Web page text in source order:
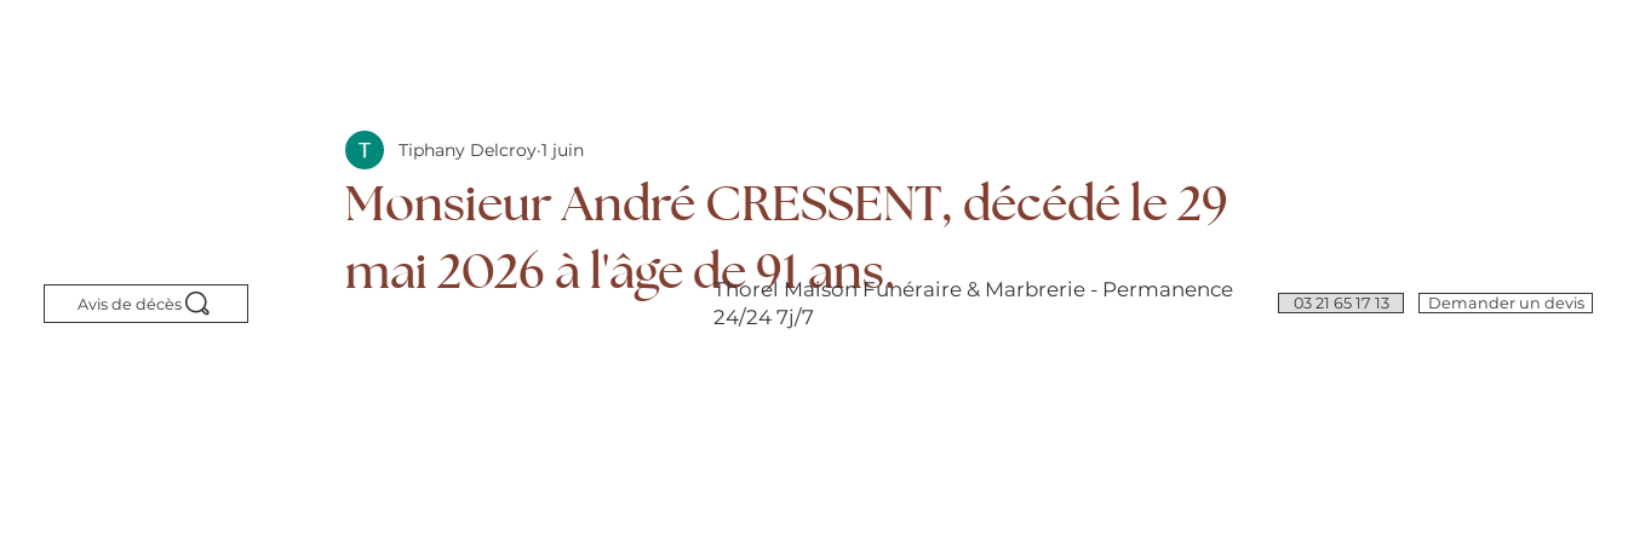
Avis de décès
Thorel Maison Funéraire & Marbrerie - Permanence
24/24 7j/7
03 21 65 17 13 Demander un devis
Monsieur André CRESSENT, décédé le 29
mai 2026 à l'âge de 91 ans.
Tiphany Delcroy 1 juin